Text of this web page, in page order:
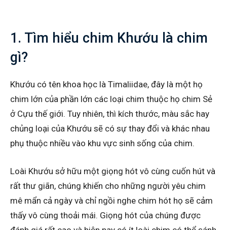
1. Tìm hiểu chim Khướu là chim
gì?
Khướu có tên khoa học là Timaliidae, đây là một họ
chim lớn của phần lớn các loại chim thuộc họ chim Sẻ
ở Cựu thế giới. Tuy nhiên, thì kích thước, màu sắc hay
chủng loại của Khướu sẽ có sự thay đổi và khác nhau
phụ thuộc nhiều vào khu vực sinh sống của chim.
Loài Khướu sở hữu một giọng hót vô cùng cuốn hút và
rất thư giãn, chúng khiến cho những người yêu chim
mê mẩn cả ngày và chỉ ngồi nghe chim hót họ sẽ cảm
thấy vô cùng thoải mái. Giọng hót của chúng được